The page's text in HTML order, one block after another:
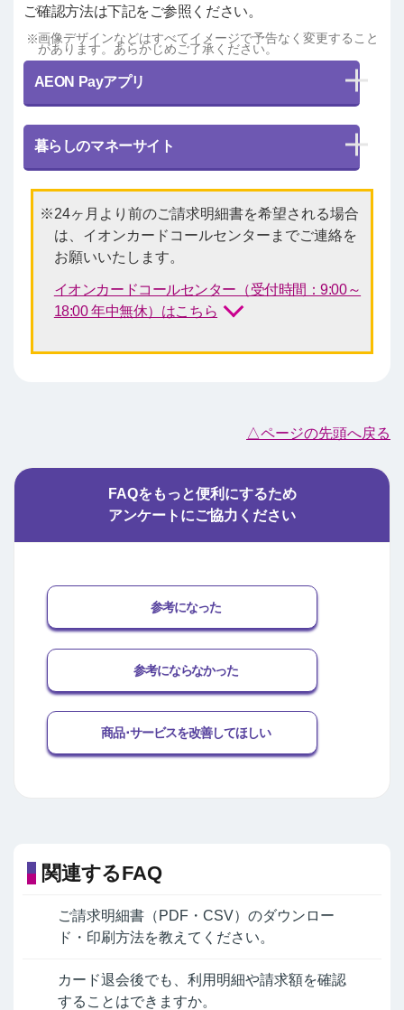
ご確認方法は下記をご参照ください。
画像デザインなどはすべてイメージで予告なく変更すること
があります。あらかじめご了承ください。
AEON Payアプリ
暮らしのマネーサイト
24ヶ月より前のご請求明細書を希望される場合
は、イオンカードコールセンターまでご連絡を
お願いいたします。
イオンカードコールセンター（受付時間：9:00～
18:00 年中無休）はこちら
△ページの先頭へ戻る
FAQをもっと便利にするため
アンケートにご協力ください
参考になった
参考にならなかった
商品･サービスを改善してほしい
関連するFAQ
ご請求明細書（PDF・CSV）のダウンロー
ド・印刷方法を教えてください。
カード退会後でも、利用明細や請求額を確認
することはできますか。